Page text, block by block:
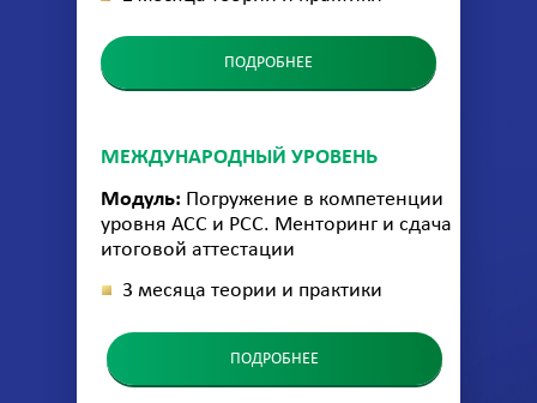
МЕЖДУНАРОДНЫЙ УРОВЕНЬ
ПОДРОБНЕЕ
Модуль: Погружение в компетенции
уровня АСС и РСС. Менторинг и сдача
итоговой аттестации
3 месяца теории и практики
ПОДРОБНЕЕ